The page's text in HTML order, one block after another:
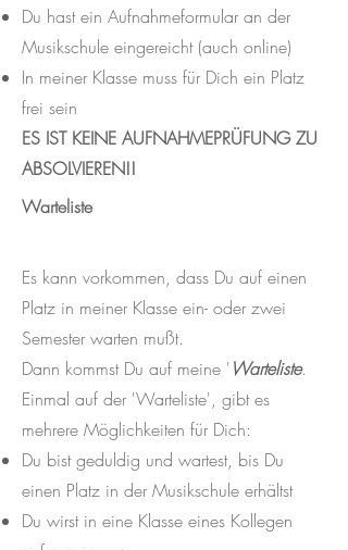
Du hast ein Aufnahmeformular an der
Musikschule eingereicht (auch online)
In meiner Klasse muss für Dich ein Platz
frei sein
ES IST KEINE AUFNAHMEPRÜFUNG ZU
ABSOLVIEREN!!
Warteliste
Es kann vorkommen, dass Du auf einen
Platz in meiner Klasse ein- oder zwei
Semester warten mußt.
Dann kommst Du auf meine ' Warteliste.
Einmal auf der 'Warteliste', gibt es
mehrere Möglichkeiten für Dich:
Du bist geduldig und wartest, bis Du
einen Platz in der Musikschule erhältst
Du wirst in eine Klasse eines Kollegen